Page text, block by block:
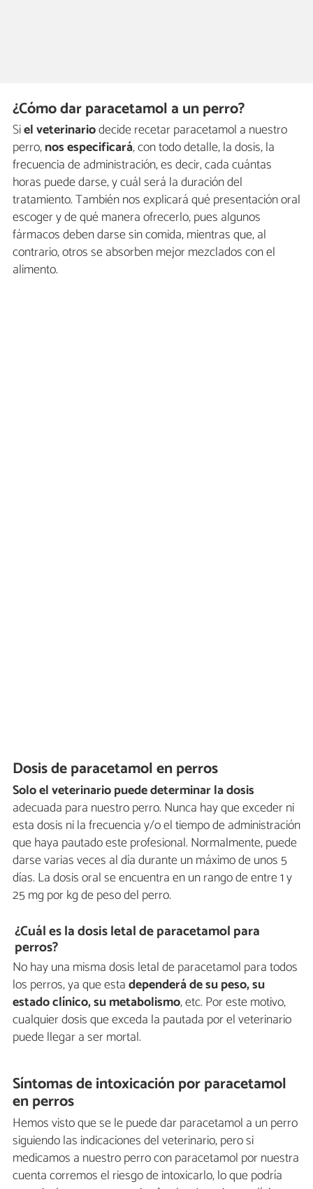
¿Cómo dar paracetamol a un perro?
Siel veterinariodecide recetar paracetamol a nuestro
perro,nos especificará, con todo detalle, la dosis, la
frecuencia de administración, es decir, cada cuántas
horas puede darse, y cuál será la duración del
tratamiento. También nos explicará qué presentación oral
escoger y de qué manera ofrecerlo, pues algunos
fármacos deben darse sin comida, mientras que, al
contrario, otros se absorben mejor mezclados con el
alimento.
Dosis de paracetamol en perros
Solo el veterinario puede determinar la dosis
adecuada para nuestro perro. Nunca hay que exceder ni
esta dosis ni la frecuencia y/o el tiempo de administración
que haya pautado este profesional. Normalmente, puede
darse varias veces al día durante un máximo de unos 5
días. La dosis oral se encuentra en un rango de entre 1 y
25 mg por kg de peso del perro.
¿Cuál es la dosis letal de paracetamol para
perros?
No hay una misma dosis letal de paracetamol para todos
los perros, ya que estadependerá de su peso, su
estado clínico, su metabolismo, etc. Por este motivo,
cualquier dosis que exceda la pautada por el veterinario
puede llegar a ser mortal.
Síntomas de intoxicación por paracetamol
en perros
Hemos visto que se le puede dar paracetamol a un perro
siguiendo las indicaciones del veterinario, pero si
medicamos a nuestro perro con paracetamol por nuestra
cuenta corremos el riesgo de intoxicarlo, lo que podría